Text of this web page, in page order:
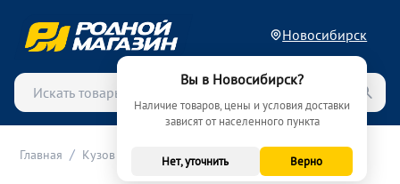
Новосибирск
Вы в Новосибирск?
Наличие товаров, цены и условия доставки
зависят от населенного пункта
Нет, уточнить Верно
Главная / Кузов и экстерьер Уплотнители